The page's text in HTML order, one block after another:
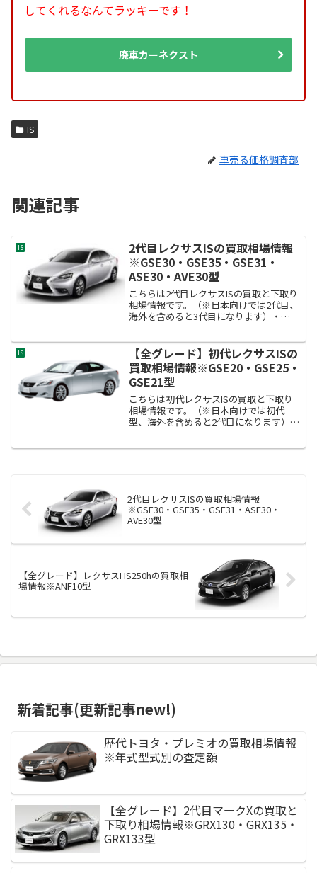
してくれるなんてラッキーです！
廃車カーネクスト
IS
車売る価格調査部
関連記事
IS
2代目レクサスISの買取相場情報
※GSE30・GSE35・GSE31・
ASE30・AVE30型
こちらは2代目レクサスISの買取と下取り
相場情報です。（※日本向けでは2代目、
海外を含めると3代目になります）・
GSE31・ASE30・AVE30型で...
IS
【全グレード】初代レクサスISの
買取相場情報※GSE20・GSE25・
GSE21型
こちらは初代レクサスISの買取と下取り
相場情報です。（※日本向けでは初代
型、海外を含めると2代目になります）・
2代目レクサスISの買取相場情報
※GSE30・GSE35・GSE31・ASE30・
AVE30型
【全グレード】レクサスHS250hの買取相
場情報※ANF10型
新着記事(更新記事new!)
歴代トヨタ・プレミオの買取相場情報
※年式型式別の査定額
【全グレード】2代目マークXの買取と
下取り相場情報※GRX130・GRX135・
GRX133型